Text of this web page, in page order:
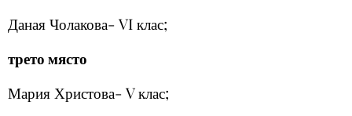
Даная Чолакова- VI клас;
трето място
Мария Христова- V клас;